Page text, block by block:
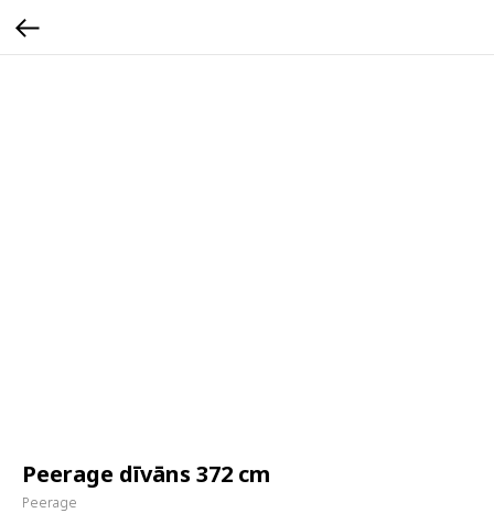
Peerage dīvāns 372 cm
Peerage